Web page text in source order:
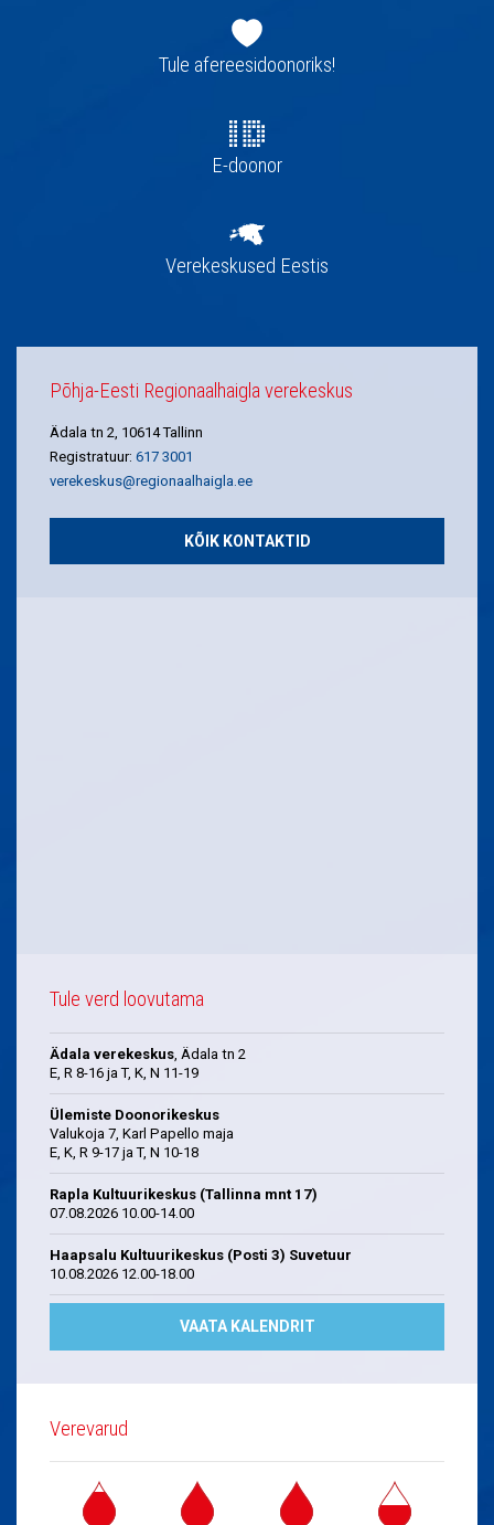
navigatsioonTule afereesidoonoriks!
E-doonor
Verekeskused Eestis
Põhja-Eesti Regionaalhaigla verekeskus
Ädala tn 2, 10614 Tallinn
Registratuur: 617 3001
verekeskus@regionaalhaigla.ee
KÕIK KONTAKTID
Tule verd loovutama
Ädala verekeskus , Ädala tn 2
E, R 8-16 ja T, K, N 11-19
Ülemiste Doonorikeskus
Valukoja 7, Karl Papello maja
E, K, R 9-17 ja T, N 10-18
Rapla Kultuurikeskus (Tallinna mnt 17)
07.08.2026 10.00-14.00
Haapsalu Kultuurikeskus (Posti 3) Suvetuur
10.08.2026 12.00-18.00
VAATA KALENDRIT
Verevarud